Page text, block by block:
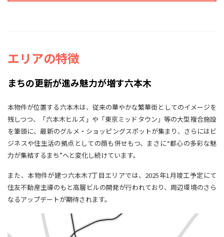
エリアの特徴
まちの更新が進み魅力が増す六本木
本物件が位置する六本木は、従来の華やかな繁華街としてのイメージを
残しつつ、「六本木ヒルズ」や「東京ミッドタウン」等の大型複合施設
を筆頭に、最新のグルメ・ショッピングスポットが集まり、さらにはビ
ジネスや住生活の拠点としての顔も併せもつ、まさに“都心の多彩な魅
力が集結するまち”へと変化し続けています。
また、本物件が建つ六本木7丁目エリアでは、2025年1月竣工予定にて
住友不動産主導のもと高層ビルの開発が行われており、周辺環境のさら
なるアップデートが期待されます。